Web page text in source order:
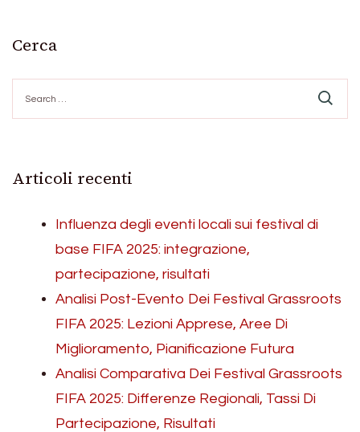
Cerca
for:
Articoli recenti
Influenza degli eventi locali sui festival di
base FIFA 2025: integrazione,
partecipazione, risultati
Analisi Post-Evento Dei Festival Grassroots
FIFA 2025: Lezioni Apprese, Aree Di
Miglioramento, Pianificazione Futura
Analisi Comparativa Dei Festival Grassroots
FIFA 2025: Differenze Regionali, Tassi Di
Partecipazione, Risultati